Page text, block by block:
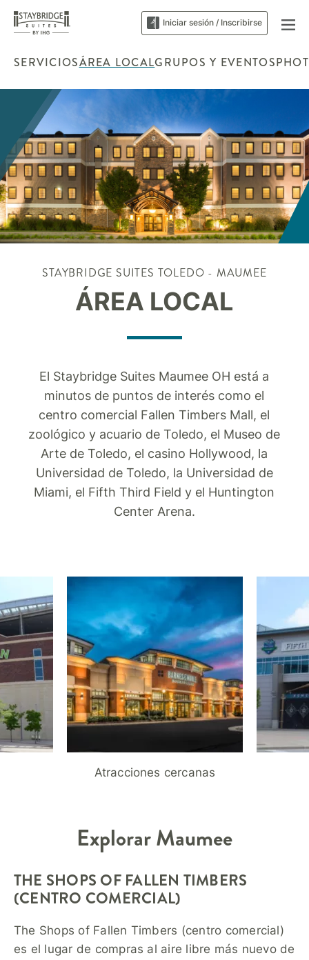
Iniciar sesión / Inscribirse
SERVICIOSÁREA LOCALGRUPOS Y EVENTOS
STAYBRIDGE SUITES TOLEDO - MAUMEE
ÁREA LOCAL
El Staybridge Suites Maumee OH está a
minutos de puntos de interés como el
centro comercial Fallen Timbers Mall, el
zoológico y acuario de Toledo, el Museo de
Arte de Toledo, el casino Hollywood, la
Universidad de Toledo, la Universidad de
Miami, el Fifth Third Field y el Huntington
Center Arena.
Atracciones cercanas
ExplorarMaumee
THE SHOPS OF FALLEN TIMBERS
(CENTRO COMERCIAL)
The Shops of Fallen Timbers (centro comercial)
es el lugar de compras al aire libre más nuevo de